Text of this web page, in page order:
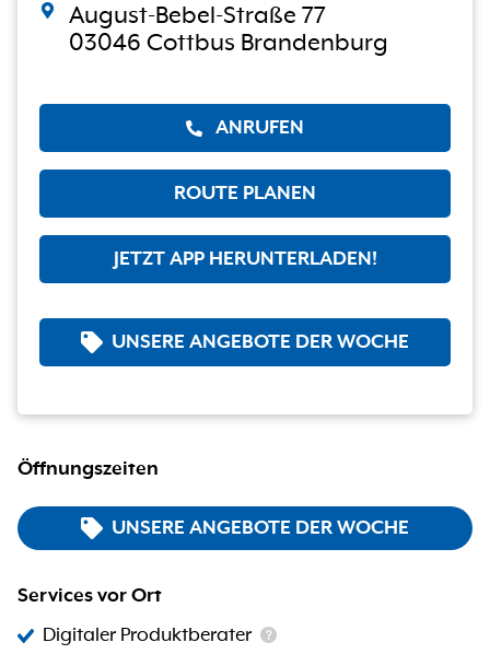
August-Bebel-Straße 77
03046 Cottbus Brandenburg
ANRUFEN
ROUTE PLANEN
JETZT APP HERUNTERLADEN!
UNSERE ANGEBOTE DER WOCHE
Öffnungszeiten
UNSERE ANGEBOTE DER WOCHE
Services vor Ort
Digitaler Produktberater